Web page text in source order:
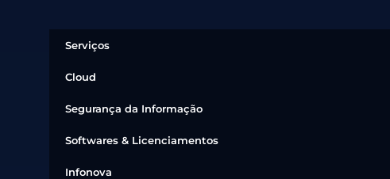
Serviços
Cloud
Segurança da Informação
Softwares & Licenciamentos
Infonova